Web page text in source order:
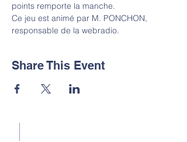
points remporte la manche.
Ce jeu est animé par M. PONCHON,
responsable de la webradio.
Share This Event